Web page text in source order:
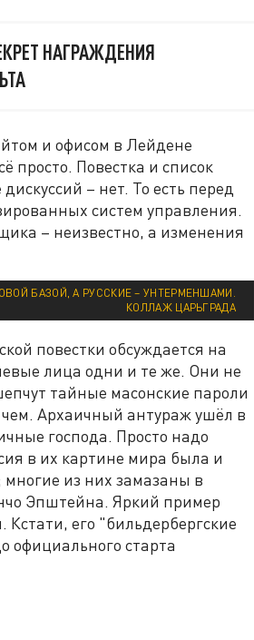
НАГРАЖДЕНИЯ
и офисом в Лейдене
просто. Повестка и список
– нет. То есть перед
систем управления.
– неизвестно, а изменения
БАЗОЙ, А РУССКИЕ – УНТЕРМЕНШАМИ.
КОЛЛАЖ ЦАРЬГРАДА
повестки обсуждается на
лица одни и те же. Они не
тайные масонские пароли
Архаичный антураж ушёл в
господа. Просто надо
в их картине мира была и
многие из них замазаны в
Эпштейна. Яркий пример
его "бильдербергские
официального старта